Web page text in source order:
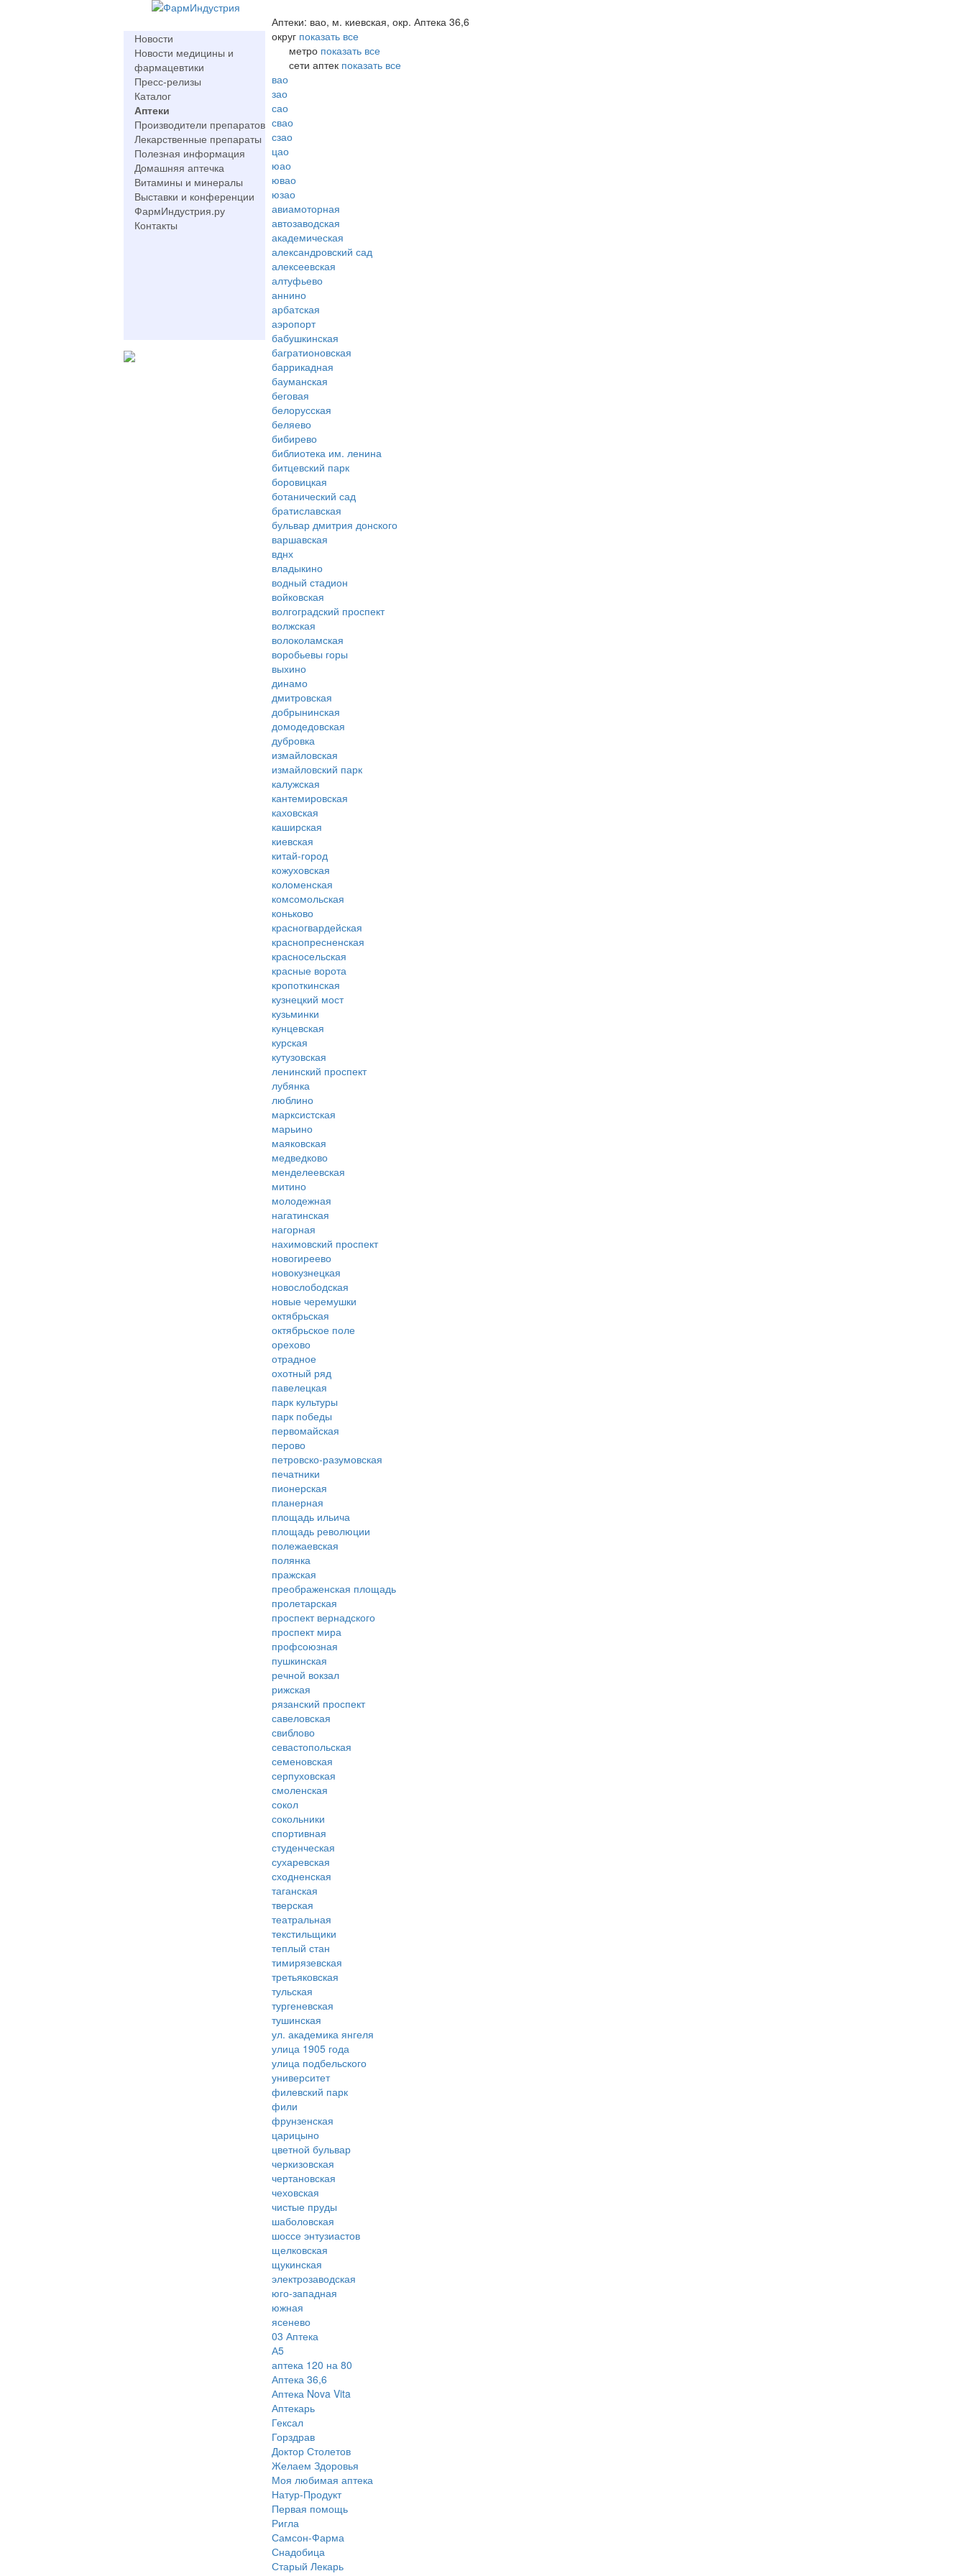
Новости
Новости медицины и
фармацевтики
Пресс-релизы
Каталог
Аптеки
Производители препаратов
Лекарственные препараты
Полезная информация
Домашняя аптечка
Витамины и минералы
Выставки и конференции
ФармИндустрия.ру
Контакты
Аптеки: вао, м. киевская, окр. Аптека 36,6
округ показать все
метро показать все
сети аптек показать все
вао
зао
сао
свао
сзао
цао
юао
ювао
юзао
авиамоторная
автозаводская
академическая
александровский сад
алексеевская
алтуфьево
аннино
арбатская
аэропорт
бабушкинская
багратионовская
баррикадная
бауманская
беговая
белорусская
беляево
бибирево
библиотека им. ленина
битцевский парк
боровицкая
ботанический сад
братиславская
бульвар дмитрия донского
варшавская
вднх
владыкино
водный стадион
войковская
волгоградский проспект
волжская
волоколамская
воробьевы горы
выхино
динамо
дмитровская
добрынинская
домодедовская
дубровка
измайловская
измайловский парк
калужская
кантемировская
каховская
каширская
киевская
китай-город
кожуховская
коломенская
комсомольская
коньково
красногвардейская
краснопресненская
красносельская
красные ворота
кропоткинская
кузнецкий мост
кузьминки
кунцевская
курская
кутузовская
ленинский проспект
лубянка
люблино
марксистская
марьино
маяковская
медведково
менделеевская
митино
молодежная
нагатинская
нагорная
нахимовский проспект
новогиреево
новокузнецкая
новослободская
новые черемушки
октябрьская
октябрьское поле
орехово
отрадное
охотный ряд
павелецкая
парк культуры
парк победы
первомайская
перово
петровско-разумовская
печатники
пионерская
планерная
площадь ильича
площадь революции
полежаевская
полянка
пражская
преображенская площадь
пролетарская
проспект вернадского
проспект мира
профсоюзная
пушкинская
речной вокзал
рижская
рязанский проспект
савеловская
свиблово
севастопольская
семеновская
серпуховская
смоленская
сокол
сокольники
спортивная
студенческая
сухаревская
сходненская
таганская
тверская
театральная
текстильщики
теплый стан
тимирязевская
третьяковская
тульская
тургеневская
тушинская
ул. академика янгеля
улица 1905 года
улица подбельского
университет
филевский парк
фили
фрунзенская
царицыно
цветной бульвар
черкизовская
чертановская
чеховская
чистые пруды
шаболовская
шоссе энтузиастов
щелковская
щукинская
электрозаводская
юго-западная
южная
ясенево
03 Аптека
А5
аптека 120 на 80
Аптека 36,6
Аптека Nova Vita
Аптекарь
Гексал
Горздрав
Доктор Столетов
Желаем Здоровья
Моя любимая аптека
Натур-Продукт
Первая помощь
Ригла
Самсон-Фарма
Снадобица
Старый Лекарь